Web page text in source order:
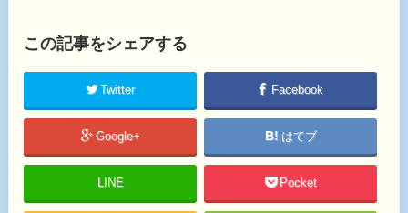
この記事をシェアする
Twitter Facebook
Google+ はてブ
LINE Pocket